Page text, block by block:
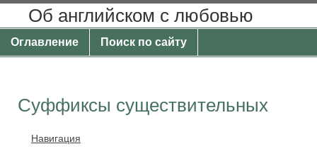
Об английском с любовью
Оглавление Поиск по сайту
Суффиксы существительных
Навигация